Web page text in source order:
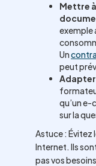
Mettre
exemple
Un
peut
qu’un
sur la
Astuce : Évitez
Internet. Ils
pas vos